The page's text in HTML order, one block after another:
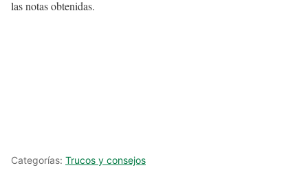
las notas obtenidas.
Categorías: Trucos y consejos